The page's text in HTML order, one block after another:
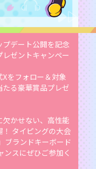
プデート公開を記念
ゼントキャンペー
Xをフォロー＆対象
る豪華賞品プレゼ
かせない、高性能
タイピングの大会
ランドキーボード
ンスにぜひご参加く